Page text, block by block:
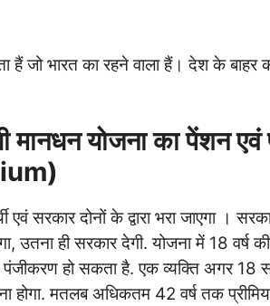
हैं जो भारत का रहने वाला हैं। देश के बाहर
मानधन योजना का पेंशन एवं
एवं सरकार दोनों के द्वारा भरा जाएगा ।
उतना ही सरकार देगी. योजना में 18 वर्ष
हो सकता है. एक व्यक्ति अगर 18
होगा. मतलब अधिकतम 42 वर्ष तक